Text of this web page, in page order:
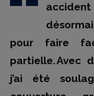
pour faire
partielle. Avec
j’ai été